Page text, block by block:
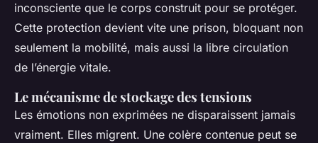
inconsciente que le corps construit pour se protéger.
Cette protection devient vite une prison, bloquant non
seulement la mobilité, mais aussi la libre circulation
de l’énergie vitale.
Le mécanisme de stockage des tensions
Les émotions non exprimées ne disparaissent jamais
vraiment. Elles migrent. Une colère contenue peut se